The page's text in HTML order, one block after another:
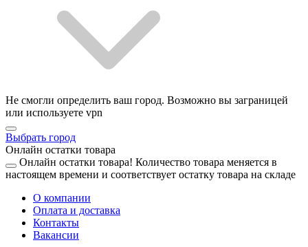
Не смогли определить ваш город. Возможно вы заграницей
или используете vpn
Выбрать город
Онлайн остатки товара
Онлайн остатки товара! Количество товара меняется в
настоящем времени и соответствует остатку товара на складе
О компании
Оплата и доставка
Контакты
Вакансии